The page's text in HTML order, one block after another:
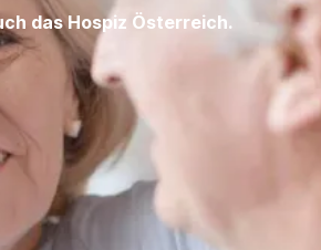
das Hospiz Österreich.